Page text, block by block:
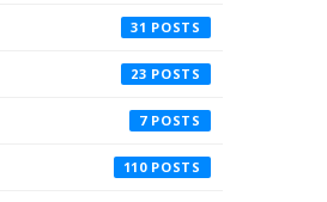
31
23
7
110